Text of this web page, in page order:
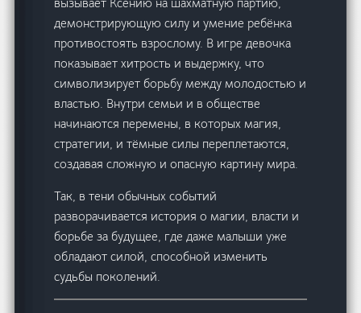
демонстрирующую силу и умение ребёнка
противостоять взрослому. В игре девочка
показывает хитрость и выдержку, что
символизирует борьбу между молодостью и
властью. Внутри семьи и в обществе
начинаются перемены, в которых магия,
стратегии, и тёмные силы переплетаются,
создавая сложную и опасную картину мира.
Так, в тени обычных событий
разворачивается история о магии, власти и
борьбе за будущее, где даже малыши уже
обладают силой, способной изменить
судьбы поколений.